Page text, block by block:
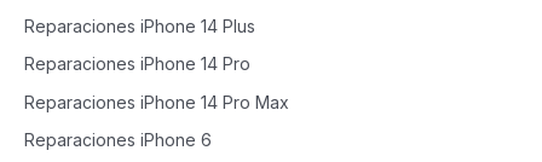
Reparaciones iPhone 14 Plus
Reparaciones iPhone 14 Pro
Reparaciones iPhone 14 Pro Max
Reparaciones iPhone 6